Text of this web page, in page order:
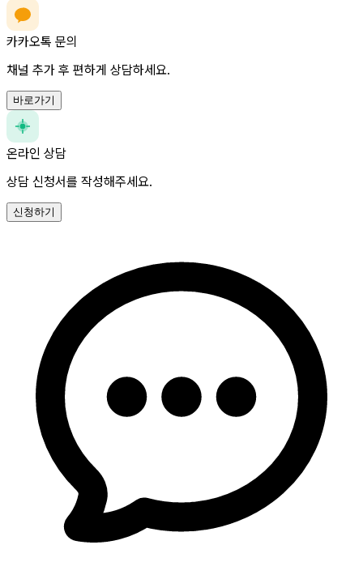
카카오톡 문의
채널 추가 후 편하게 상담하세요.
바로가기
온라인 상담
상담 신청서를 작성해주세요.
신청하기